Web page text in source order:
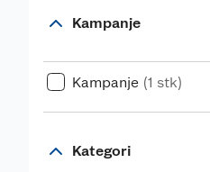
Kampanje
Kampanje (1 stk)
Kategori